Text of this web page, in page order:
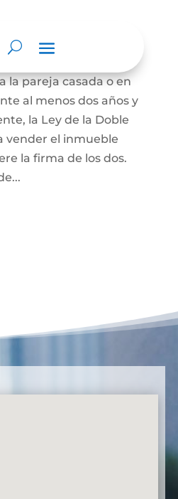
familiar
la ley sobre la
la pareja casada o en
al menos dos años y
la Ley de la Doble
vender el inmueble
la firma de los dos.